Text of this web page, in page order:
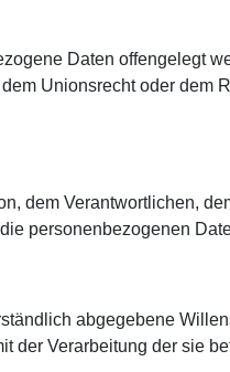
Daten offengelegt
Unionsrecht oder dem
dem Verantwortlichen,
personenbezogenen
abgegebene
der Verarbeitung der sie